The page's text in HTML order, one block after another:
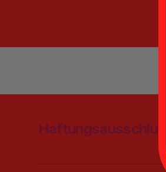
Haftungsausschluss